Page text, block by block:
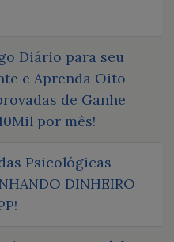
Diário para seu
e Aprenda Oito
de Ganhe
por mês!
Psicológicas
DINHEIRO